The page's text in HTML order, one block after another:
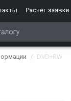
Расчет заявки
DVD+RW